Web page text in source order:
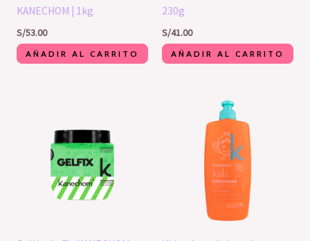
KANECHOM | 1kg
S/53.00
AÑADIR AL CARRITO
230g
S/41.00
AÑADIR AL CARRITO